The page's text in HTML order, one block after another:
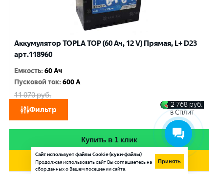
Фильтр
Аккумулятор TOPLA TOP (60 Ач, 12 V) Прямая, L+ D23
арт.118960
Емкость:60 Ач
Пусковой ток:600 A
11 070руб.
10 530руб. 2 768 руб.
в Сплит
Купить в 1 клик
Добавить в корзину
Сайт использует файлы Cookie (куки-файлы)
Продолжая использовать сайт Вы соглашаетесь на
сбор данных о Вашем посещении сайта.
Принять